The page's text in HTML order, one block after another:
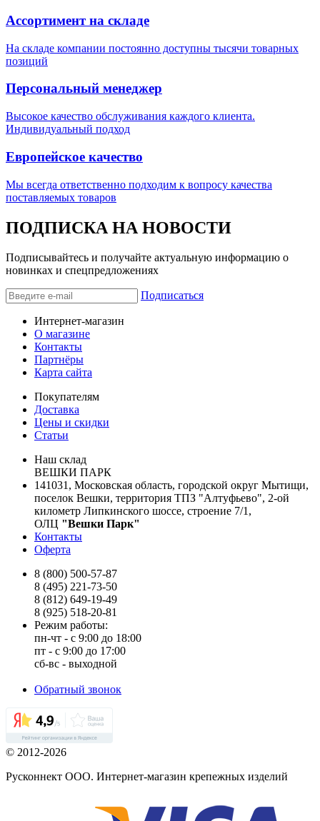
Ассортимент на складе
На складе компании постоянно доступны тысячи товарных
позиций
Персональный менеджер
Высокое качество обслуживания каждого клиента.
Индивидуальный подход
Европейское качество
Мы всегда ответственно подходим к вопросу качества
поставляемых товаров
ПОДПИСКА НА НОВОСТИ
Подписывайтесь и получайте актуальную информацию о
новинках и спецпредложениях
Подписаться
Интернет-магазин
О магазине
Контакты
Партнёры
Карта сайта
Покупателям
Доставка
Цены и скидки
Статьи
Наш склад
ВЕШКИ ПАРК
141031, Московская область, городской округ Мытищи,
поселок Вешки, территория ТПЗ "Алтуфьево", 2-ой
километр Липкинского шоссе, строение 7/1,
ОЛЦ "Вешки Парк"
Контакты
Оферта
8 (800) 500-57-87
8 (495) 221-73-50
8 (812) 649-19-49
8 (925) 518-20-81
Режим работы:
пн-чт - с 9:00 до 18:00
пт - с 9:00 до 17:00
сб-вс - выходной
Обратный звонок
© 2012-2026
Русконнект ООО. Интернет-магазин крепежных изделий